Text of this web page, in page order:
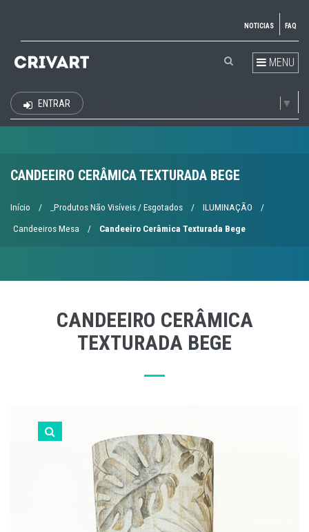
NOTICIAS FAQ
MENU
▼
ENTRAR
CANDEEIRO CERÂMICA TEXTURADA BEGE
Início / _Produtos Não Visíveis / Esgotados / ILUMINAÇÃO /
Candeeiros Mesa / Candeeiro Cerâmica Texturada Bege
CANDEEIRO CERÂMICA
TEXTURADA BEGE